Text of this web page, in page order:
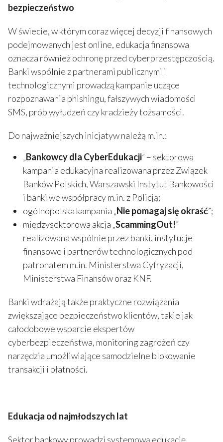
bezpieczeństwo
W świecie, w którym coraz więcej decyzji finansowych
podejmowanych jest online, edukacja finansowa
oznacza również ochronę przed cyberprzestępczością.
Banki wspólnie z partnerami publicznymi i
technologicznymi prowadzą kampanie uczące
rozpoznawania phishingu, fałszywych wiadomości
SMS, prób wyłudzeń czy kradzieży tożsamości.
Do najważniejszych inicjatyw należą m.in.:
„Bankowcy dla CyberEdukacji” – sektorowa
kampania edukacyjna realizowana przez Związek
Banków Polskich, Warszawski Instytut Bankowości
i banki we współpracy m.in. z Policją;
ogólnopolska kampania „Nie pomagaj się okraść”;
międzysektorowa akcja „ScammingOut!”
realizowana wspólnie przez banki, instytucje
finansowe i partnerów technologicznych pod
patronatem m.in. Ministerstwa Cyfryzacji,
Ministerstwa Finansów oraz KNF.
Banki wdrażają także praktyczne rozwiązania
zwiększające bezpieczeństwo klientów, takie jak
całodobowe wsparcie ekspertów
cyberbezpieczeństwa, monitoring zagrożeń czy
narzędzia umożliwiające samodzielne blokowanie
transakcji i płatności.
Edukacja od najmłodszych lat
Sektor bankowy prowadzi systemową edukację